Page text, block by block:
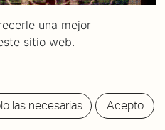
una mejor
sitio web.
las necesarias Acepto